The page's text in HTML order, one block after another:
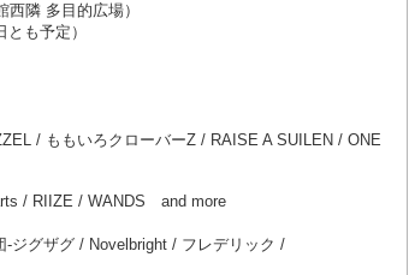
隣 多目的広場）
も予定）
/ ももいろクローバーZ / RAISE A SUILEN / ONE
/ RIIZE / WANDS and more
ジグザグ / Novelbright / フレデリック /